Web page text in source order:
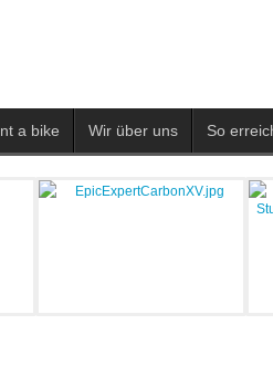
a bike Wir über uns So